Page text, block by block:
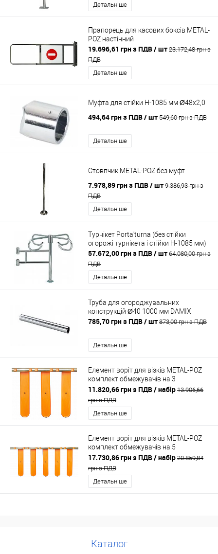
Детальніше
Прапорець для касових боксів METAL-
POZ настінний
19.696,61 грн з ПДВ/ шт 23.172,48 грн з
ПДВ
Детальніше
Муфта для стійки H-1085 мм Ø48x2,0
494,64 грн з ПДВ/ шт 549,60 грн з ПДВ
Детальніше
Стовпчик METAL-POZ без муфт
7.978,89 грн з ПДВ/ шт 9.386,93 грн з
ПДВ
Детальніше
Турнікет Porta'turna (без стійки
огорожі турнікета і стійки H-1085 мм)
57.672,00 грн з ПДВ/ шт 64.080,00 грн з
ПДВ
Детальніше
Труба для огороджувальних
конструкцій Ø40 1000 мм DAMIX
785,70 грн з ПДВ/ шт 873,00 грн з ПДВ
Детальніше
Елемент воріт для візків METAL-POZ
комплект обмежувачів на 3
напрямних
11.820,66 грн з ПДВ/ набір 13.906,66
грн з ПДВ
Детальніше
Елемент воріт для візків METAL-POZ
комплект обмежувачів на 5
напрямних
17.730,86 грн з ПДВ/ набір 20.859,84
грн з ПДВ
Детальніше
Каталог